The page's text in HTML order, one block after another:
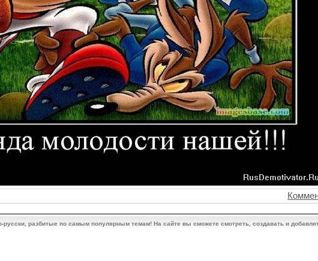
разбитые по самым популярным темам! На сайте вы сможете смотреть, создавать и